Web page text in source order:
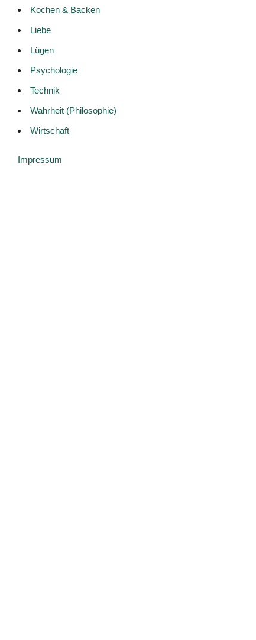
Kochen & Backen
Liebe
Lügen
Psychologie
Technik
Wahrheit (Philosophie)
Wirtschaft
Impressum